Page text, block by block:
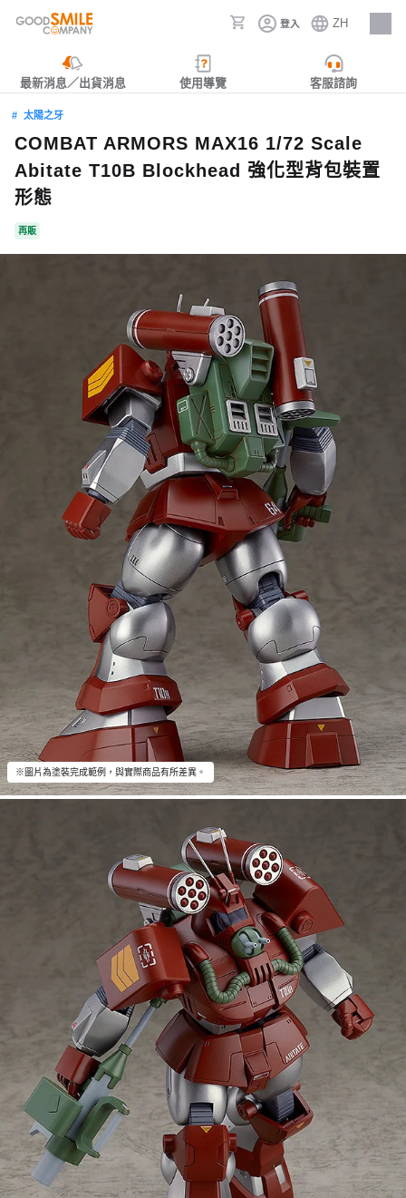
登入 ZH
人才招募
最新消息／出貨消息 使用導覽 客服諮詢
太陽之牙
COMBAT ARMORS MAX16 1/72 Scale
Abitate T10B Blockhead 強化型背包裝置
形態
再販
※圖片為塗裝完成範例，與實際商品有所差異。